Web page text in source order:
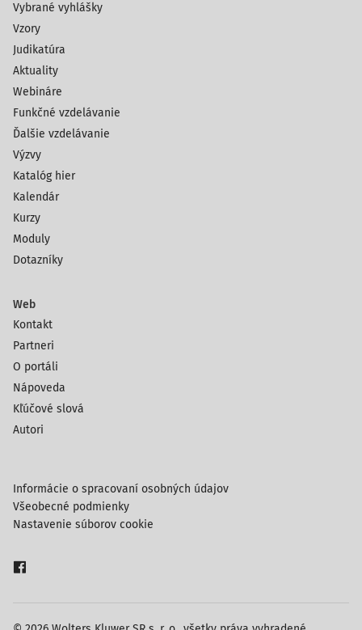
Vybrané vyhlášky
Vzory
Judikatúra
Aktuality
Webináre
Funkčné vzdelávanie
Ďalšie vzdelávanie
Výzvy
Katalóg hier
Kalendár
Kurzy
Moduly
Dotazníky
Web
Kontakt
Partneri
O portáli
Nápoveda
Kľúčové slová
Autori
Informácie o spracovaní osobných údajov
Všeobecné podmienky
Nastavenie súborov cookie